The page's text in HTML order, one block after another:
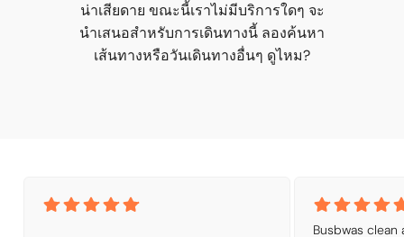
น่าเสียดาย ขณะนี้เราไม่มีบริการใดๆ จะ
นำเสนอสำหรับการเดินทางนี้ ลองค้นหา
เส้นทางหรือวันเดินทางอื่นๆ ดูไหม?
Busbwas